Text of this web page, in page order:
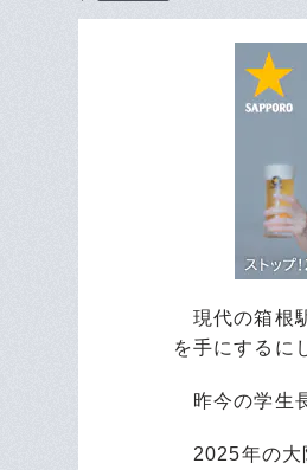
現代の箱根
を手にするに
昨今の学生
2025年の大